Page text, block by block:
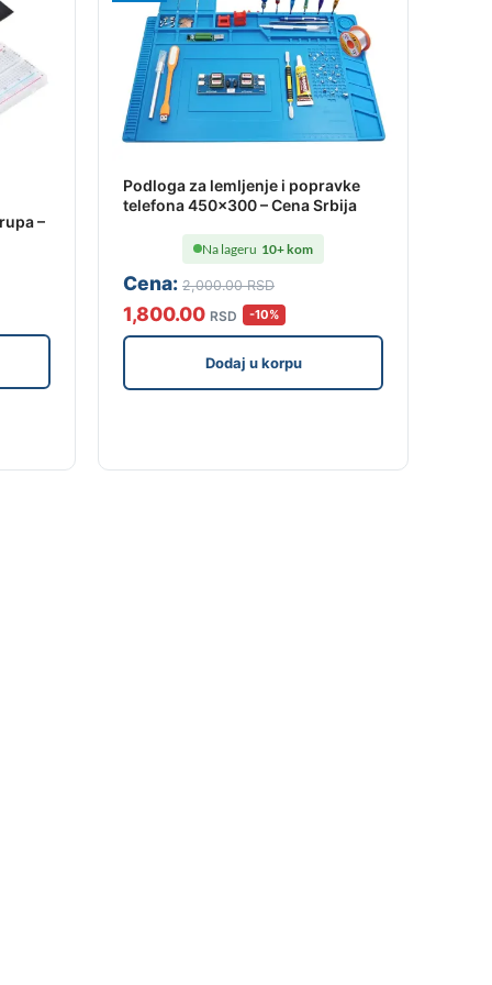
–
Podloga za lemljenje i popravke
telefona 450×300 – Cena Srbija
Cena: 2,000.00 RSD
1,800.00 RSD -10%
Na lageru 10+ kom
Dodaj u korpu